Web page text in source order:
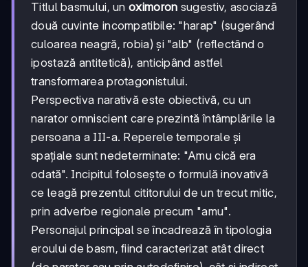
Titlul basmului, un oximoron sugestiv, asociază
două cuvinte incompatibile: "harap" (sugerând
culoarea neagră, robia) și "alb" (reflectând o
ipostază antitetică), anticipând astfel
transformarea protagonistului.
Perspectiva narativă este obiectivă, cu un
narator omniscient care prezintă întâmplările la
persoana a III-a. Reperele temporale și
spațiale sunt nedeterminate: "Amu cică era
odată". Incipitul folosește o formulă inovativă
ce leagă prezentul cititorului de un trecut mitic,
prin adverbe regionale precum "amu".
Personajul principal se încadrează în tipologia
eroului de basm, fiind caracterizat atât direct